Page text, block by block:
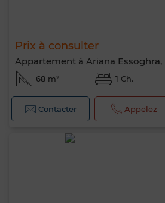
Prix à consulter
Appartement à Ariana Essoghra,
68 m² 1 Ch.
Contacter Appelez